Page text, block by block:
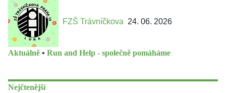
FZŠ Trávníčkova 24. 06. 2026
Aktuálně • Run and Help - společně pomáháme
Nejčtenější